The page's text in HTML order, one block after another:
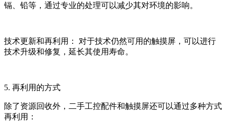
镉、铅等，通过专业的处理可以减少其对环境的影响。
技术更新和再利用： 对于技术仍然可用的触摸屏，可以进行
技术升级和修复，延长其使用寿命。
5. 再利用的方式
除了资源回收外，二手工控配件和触摸屏还可以通过多种方式
再利用：